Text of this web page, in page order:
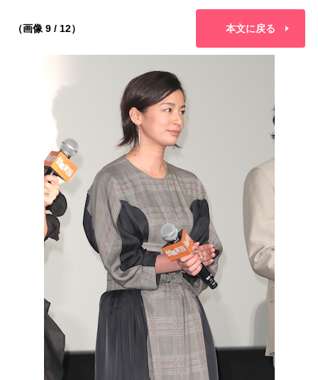
（画像 9 / 12） 本文に戻る